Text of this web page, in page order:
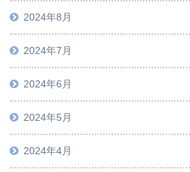
2024年8月
2024年7月
2024年6月
2024年5月
2024年4月